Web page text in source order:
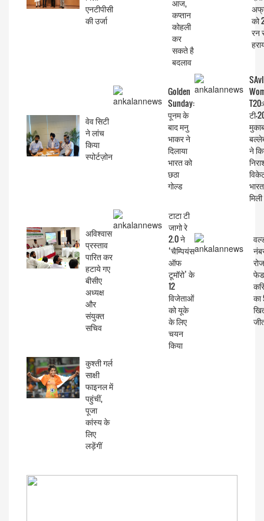
एनटीपीसी
की उर्जा
आज,
कप्तान
कोहली
कर
सकते है
बदलाव
को
रन
वेव सिटी
ने लांच
किया
स्पोर्टज़ोन
Golden
Sunday:
पूनम के
बाद मनु
भाकर ने
दिलाया
भारत को
छठा
गोल्ड
टी-
ने
अविश्वास
प्रस्ताव
पारित कर
हटाये गए
बीसीए
अध्यक्ष
और
संयुक्त
सचिव
टाटा टी
जागो रे
2.0 ने
‘चैम्पियंस
ऑफ
टूमॉरो’ के
12
विजेताओं
को यूके
के लिए
चयन
किया
का
कुश्ती गर्ल
साक्षी
फाइनल में
पहुंचीं,
पूजा
कांस्य के
लिए
लड़ेंगीं